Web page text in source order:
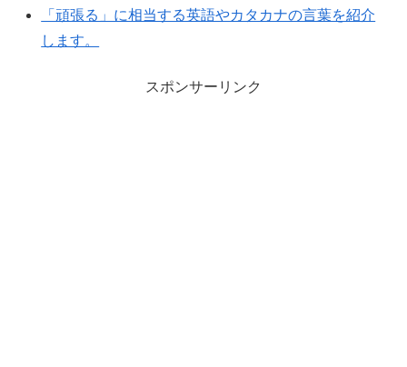
「頑張る」に相当する英語やカタカナの言葉を紹介
します。
スポンサーリンク